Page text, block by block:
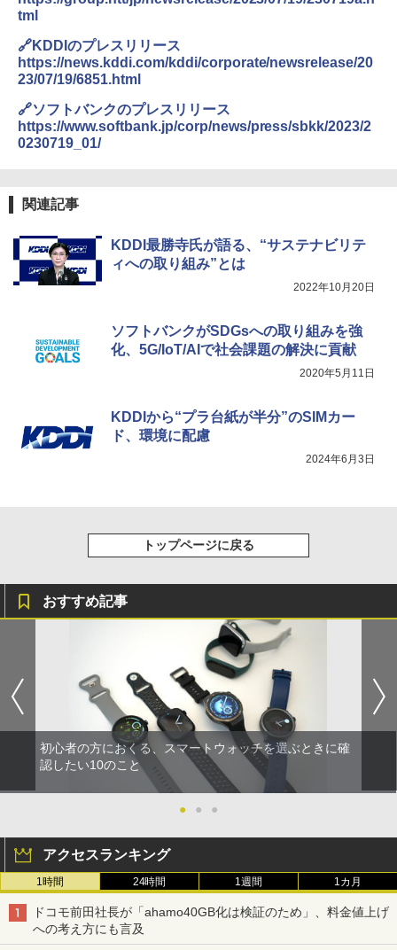
tml
🔗KDDIのプレスリリース
https://news.kddi.com/kddi/corporate/newsrelease/20
23/07/19/6851.html
🔗ソフトバンクのプレスリリース
https://www.softbank.jp/corp/news/press/sbkk/2023/2
0230719_01/
関連記事
KDDI最勝寺氏が語る、“サステナビリテ
ィへの取り組み”とは
2022年10月20日
ソフトバンクがSDGsへの取り組みを強
化、5G/IoT/AIで社会課題の解決に貢献
2020年5月11日
KDDIから“プラ台紙が半分”のSIMカー
ド、環境に配慮
2024年6月3日
トップページに戻る
おすすめ記事
初心者の方におくる、スマートウォッチを選ぶときに確
認したい10のこと
● ● ●
アクセスランキング
1時間 24時間 1週間 1カ月
ドコモ前田社長が「ahamo40GB化は検証のため」、料金値上げ
への考え方にも言及